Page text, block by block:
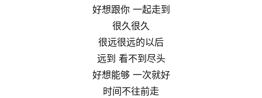
好想跟你 一起走到
很久很久
很远很远的以后
远到 看不到尽头
好想能够 一次就好
时间不往前走